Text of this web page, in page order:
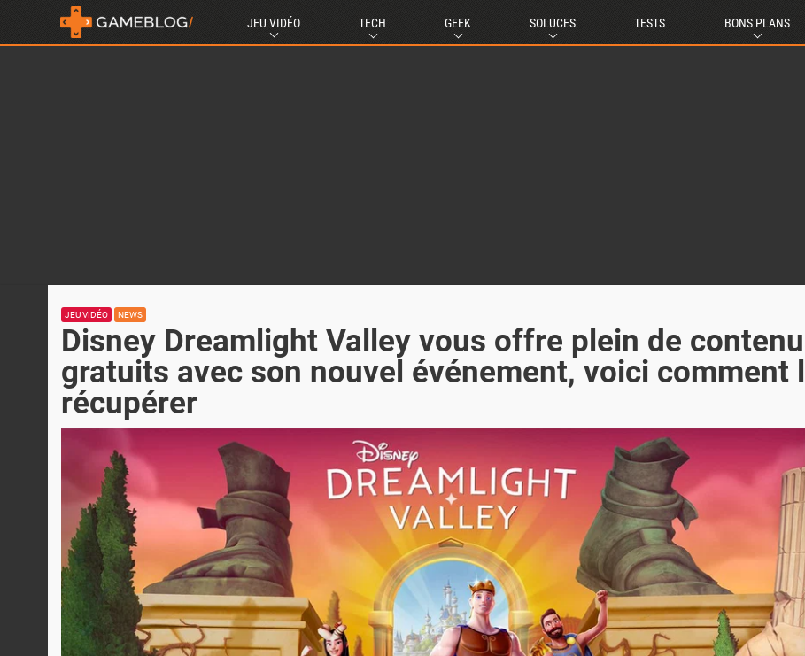
JEU VIDÉO TECH GEEK SOLUCES TESTS BONS PLANS
JEU VIDÉO NEWS
Disney Dreamlight Valley vous offre plein de
gratuits avec son nouvel événement, voici comment
récupérer